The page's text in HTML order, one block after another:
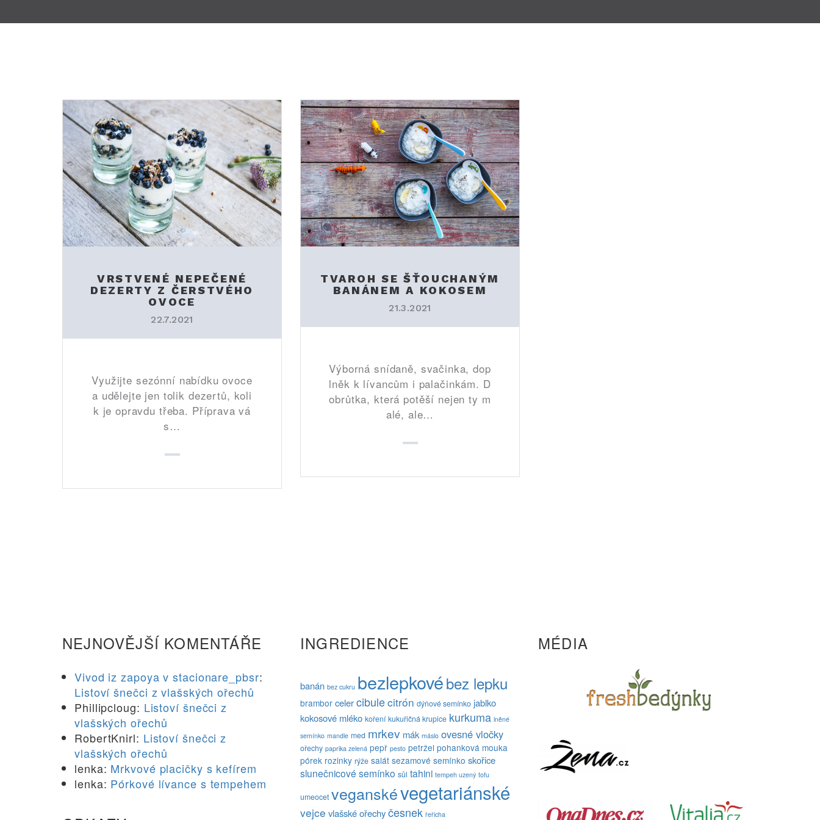
VRSTVENÉ NEPEČENÉ
DEZERTY Z ČERSTVÉHO
OVOCE
22.7.2021
Využijte sezónní nabídku ovoce
a udělejte jen tolik dezertů, koli
k je opravdu třeba. Příprava vá
s…
TVAROH SE ŠŤOUCHANÝM
BANÁNEM A KOKOSEM
21.3.2021
Výborná snídaně, svačinka, dop
lněk k lívancům i palačinkám. D
obrůtka, která potěší nejen ty m
alé, ale…
NEJNOVĚJŠÍ KOMENTÁŘE
Vivod iz zapoya v stacionare_pbsr:
Listoví šnečci z vlašských ořechů
Phillipcloug: Listoví šnečci z
vlašských ořechů
RobertKnirl: Listoví šnečci z
vlašských ořechů
lenka: Mrkvové placičky s kefírem
lenka: Pórkové lívance s tempehem
INGREDIENCE
banán bez cukru bezlepkovébez lepku
brambor celercibulecitrón dýňové semínko jablko
kokosové mléko koření kukuřičná krupice kurkuma lněné
semínko mandle med mrkev mák máslo ovesné vločky
ořechy paprika zelená pepř pesto petržel pohanková mouka
pórek rozinky rýže salát sezamové semínko skořice
slunečnicové semínko sůl tahini tempeh uzený tofu
umeocet veganskévegetariánské
vejce vlašské ořechyčesnek řeřicha
MÉDIA